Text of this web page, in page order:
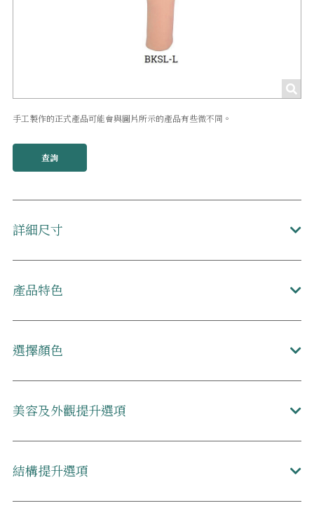
手工製作的正式產品可能會與圖片所示的產品有些微不同。
查詢
詳細尺寸
產品特色
選擇顏色
美容及外觀提升選項
結構提升選項